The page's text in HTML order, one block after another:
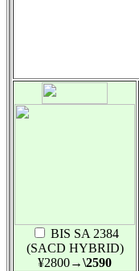
BIS SA 2384
(SACD HYBRID)
¥2800→\2590